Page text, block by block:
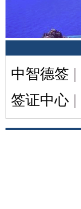
中智德签 |
签证中心 |